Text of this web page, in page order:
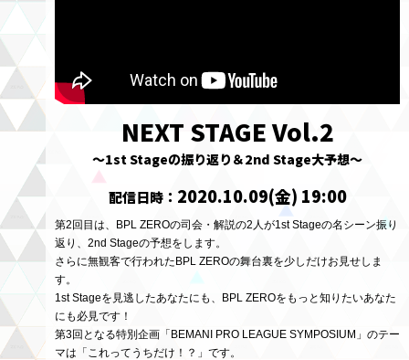
NEXT STAGE Vol.2
～1st Stageの振り返り＆2nd Stage大予想～
配信日時： 2020.10.09(金) 19:00
第2回目は、BPL ZEROの司会・解説の2人が1st Stageの名シーン振り
返り、2nd Stageの予想をします。
さらに無観客で行われたBPL ZEROの舞台裏を少しだけお見せしま
す。
1st Stageを見逃したあなたにも、BPL ZEROをもっと知りたいあなた
にも必見です！
第3回となる特別企画「BEMANI PRO LEAGUE SYMPOSIUM」のテー
マは「これってうちだけ！？」です。